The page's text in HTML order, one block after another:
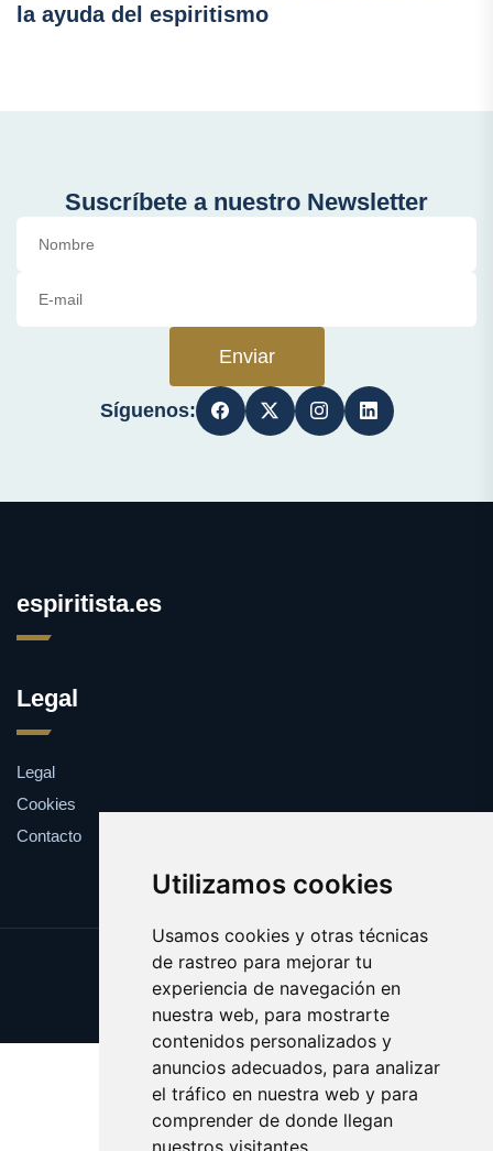
Utilizamos cookies
Usamos cookies y otras técnicas
de rastreo para mejorar tu
experiencia de navegación en
nuestra web, para mostrarte
contenidos personalizados y
anuncios adecuados, para analizar
el tráfico en nuestra web y para
comprender de donde llegan
nuestros visitantes.
la ayuda del espiritismo
Suscríbete a nuestro Newsletter
Enviar
Síguenos:
espiritista.es
Legal
Legal
Cookies
Contacto
Update cookies preferences
Copyright © 2025 espiritista.es